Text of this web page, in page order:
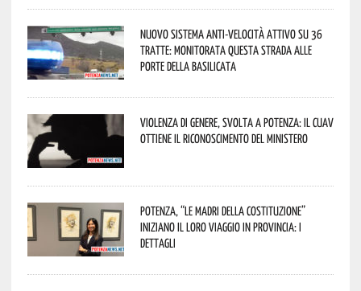
Nuovo sistema anti-velocità attivo su 36
tratte: monitorata questa strada alle
porte della Basilicata
Violenza di genere, svolta a Potenza: il CUAV
ottiene il riconoscimento del Ministero
Potenza, “Le Madri della Costituzione”
iniziano il loro viaggio in provincia: i
dettagli